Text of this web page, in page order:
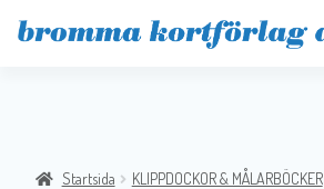
Startsida KLIPPDOCKOR & MÅLARBÖCKER